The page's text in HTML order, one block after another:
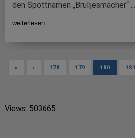
den Spottnamen „Brulljesmacher“ ...
weiterlesen …
« ‹ 178 179 180 181
Views: 503665